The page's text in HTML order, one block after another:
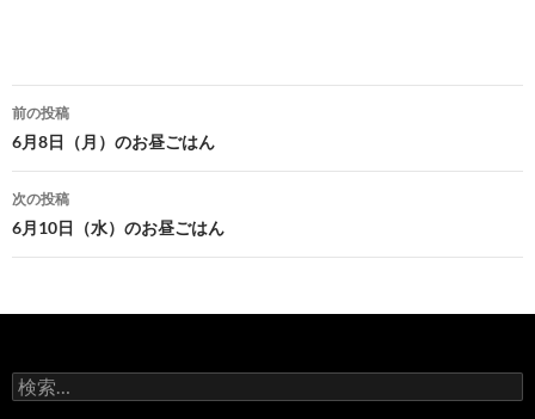
投
稿
ナ
ゲ
シ
前の投稿
6月8日（月）のお昼ごはん
次の投稿
6月10日（水）のお昼ごはん
検
索